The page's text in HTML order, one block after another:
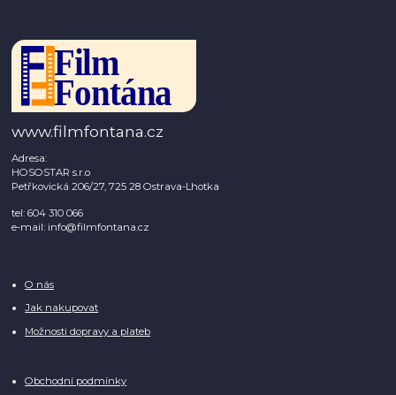
www.filmfontana.cz
Adresa:
HOSOSTAR s.r.o
Petřkovická 206/27, 725 28 Ostrava-Lhotka
tel: 604 310 066
e-mail: info@filmfontana.cz
O nás
Jak nakupovat
Možnosti dopravy a plateb
Obchodní podmínky